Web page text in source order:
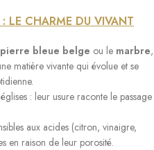
: LE CHARME DU VIVANT
pierre bleue belge ou le marbre,
matière vivante qui évolue et se
: leur usure raconte le passage
aux acides (citron, vinaigre,
en raison de leur porosité.